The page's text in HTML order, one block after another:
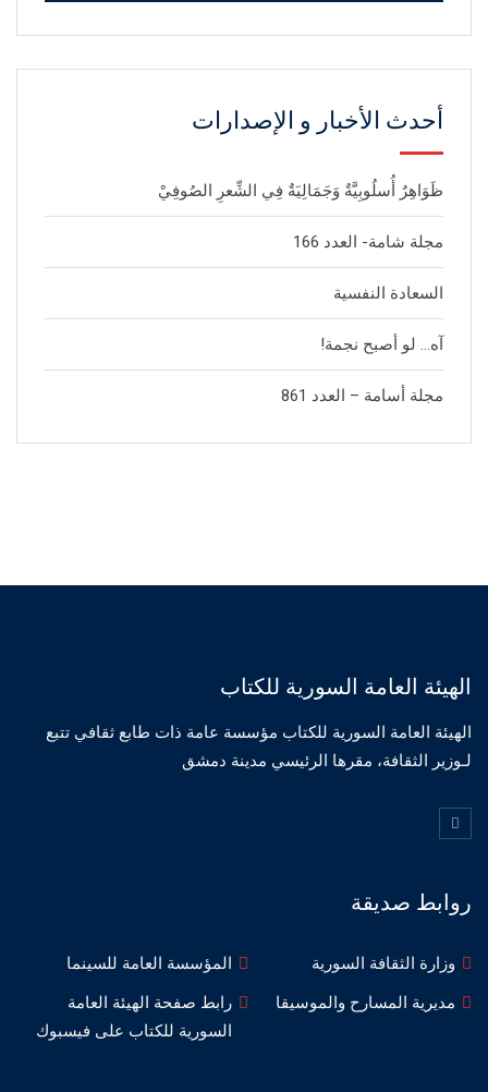
أحدث الأخبار و الإصدارات
ظَوَاهِرٌ أُسلُوبِيَّةٌ وَجَمَالِيَةٌ فِي الشِّعرِ الصُوفِيْ
مجلة شامة- العدد 166
السعادة النفسية
آه… لو أصبح نجمة!
مجلة أسامة – العدد 861
الهيئة العامة السورية للكتاب
الهيئة العامة السورية للكتاب مؤسسة عامة ذات طابع ثقافي تتبع
لـوزير الثقافة، مقرها الرئيسي مدينة دمشق
روابط صديقة
وزارة الثقافة السورية
المؤسسة العامة للسينما
مديرية المسارح والموسيقا
رابط صفحة الهيئة العامة
السورية للكتاب على فيسبوك